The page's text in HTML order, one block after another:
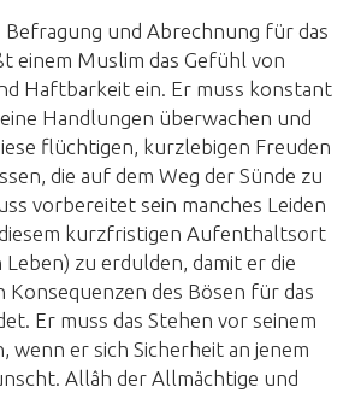
Befragung und Abrechnung für das
einem Muslim das Gefühl von
Haftbarkeit ein. Er muss konstant
Handlungen überwachen und
flüchtigen, kurzlebigen Freuden
die auf dem Weg der Sünde zu
vorbereitet sein manches Leiden
kurzfristigen Aufenthaltsort
zu erdulden, damit er die
Konsequenzen des Bösen für das
Er muss das Stehen vor seinem
er sich Sicherheit an jenem
Allâh der Allmächtige und